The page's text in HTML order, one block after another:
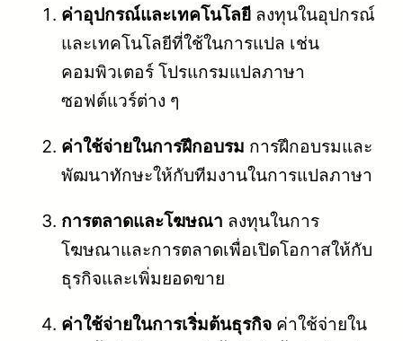
ค่าอุปกรณ์และเทคโนโลยี ลงทุนในอุปกรณ์
และเทคโนโลยีที่ใช้ในการแปล เช่น
คอมพิวเตอร์ โปรแกรมแปลภาษา
ซอฟต์แวร์ต่าง ๆ
ค่าใช้จ่ายในการฝึกอบรม การฝึกอบรมและ
พัฒนาทักษะให้กับทีมงานในการแปลภาษา
การตลาดและโฆษณา ลงทุนในการ
โฆษณาและการตลาดเพื่อเปิดโอกาสให้กับ
ธุรกิจและเพิ่มยอดขาย
ค่าใช้จ่ายในการเริ่มต้นธุรกิจ ค่าใช้จ่ายใน